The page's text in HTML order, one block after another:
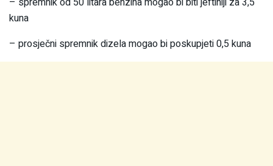
kuna
– prosječni spremnik dizela mogao bi poskupjeti 0,5 kuna